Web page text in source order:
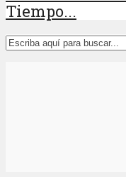
Tiempo...